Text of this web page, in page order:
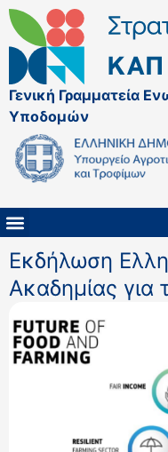
Γενική Γραμματεία
Υποδομών
Εκδήλωση
Ακαδημίας για